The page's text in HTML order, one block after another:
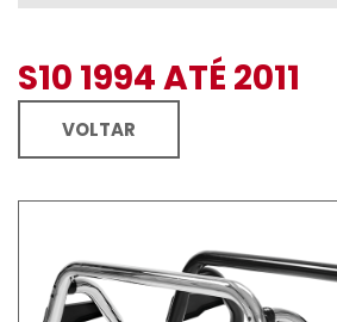
S10 1994 ATÉ 2011
VOLTAR